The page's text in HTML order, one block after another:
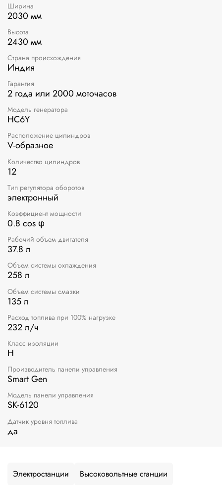
Ширина
2030 мм
Высота
2430 мм
Страна происхождения
Индия
Гарантия
2 года или 2000 моточасов
Модель генератора
HC6Y
Расположение цилиндров
V-образное
Количество цилиндров
12
Тип регулятора оборотов
электронный
Коэффициент мощности
0.8 cos φ
Рабочий объем двигателя
37.8 л
Объем системы охлаждения
258 л
Объем системы смазки
135 л
Расход топлива при 100% нагрузке
232 л/ч
Класс изоляции
Н
Производитель панели управления
Smart Gen
Модель панели управления
SK-6120
Датчик уровня топлива
да
Электростанции Высоковольтные станции